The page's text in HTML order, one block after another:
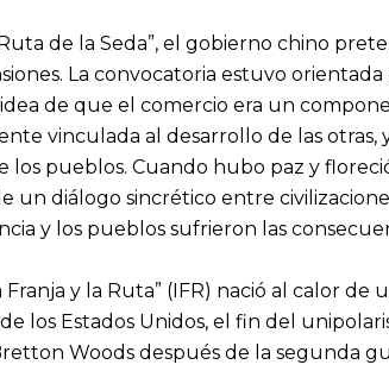
de la Seda”, el gobierno chino
La convocatoria estuvo
idea de que el comercio era un
vinculada al desarrollo de las otras,
los pueblos. Cuando hubo paz y
un diálogo sincrético entre
y los pueblos sufrieron las
Franja y la Ruta” (IFR) nació al calor
los Estados Unidos, el fin del
Woods después de la segunda